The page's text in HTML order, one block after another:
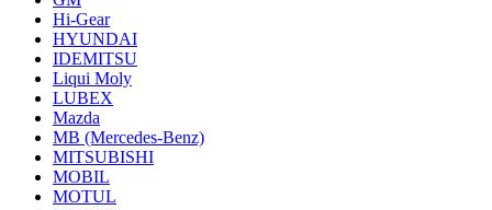
Hi-Gear
HYUNDAI
IDEMITSU
Liqui Moly
LUBEX
Mazda
MB (Mercedes-Вenz)
MITSUBISHI
MOBIL
MOTUL